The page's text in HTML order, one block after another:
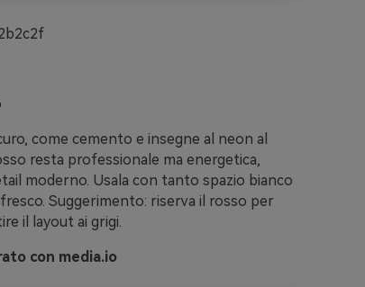
come cemento e insegne al neon al
resta professionale ma energetica,
moderno. Usala con tanto spazio bianco
Suggerimento: riserva il rosso per
il layout ai grigi.
con media.io